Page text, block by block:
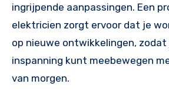
ingrijpende aanpassingen. Een
elektricien zorgt ervoor dat je
op nieuwe ontwikkelingen,
inspanning kunt meebewegen
van morgen.